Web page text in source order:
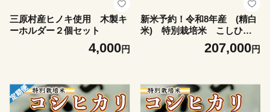
三原村産ヒノキ使用 木製キ
ーホルダー２個セット
4,000円
新米予約！令和8年産 (精白
米) 特別栽培米 こしひか
207,000円